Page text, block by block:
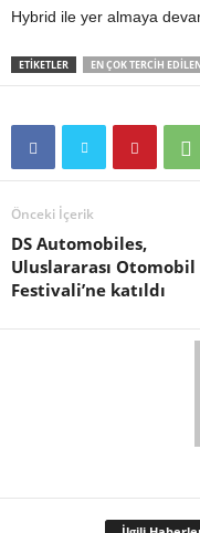
Hybrid ile yer almaya
ETIKETLER EN ÇOK TERCIH
Önceki İçerik
DS Automobiles,
Uluslararası Otomobil
Festivali’ne katıldı